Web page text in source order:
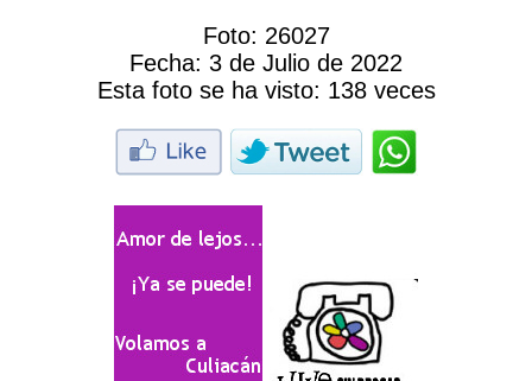
Foto: 26027
Fecha: 3 de Julio de 2022
Esta foto se ha visto: 138 veces